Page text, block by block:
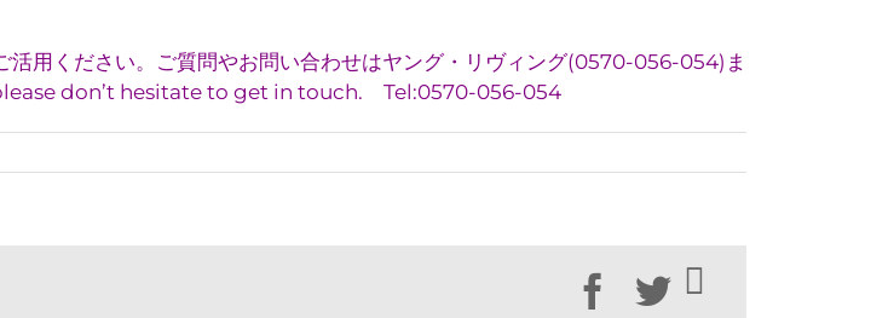
用ください。ご質問やお問い合わせはヤング・リヴィング(0570-056-054)ま
don’t hesitate to get in touch. Tel:0570-056-054
Facebook
Twitter